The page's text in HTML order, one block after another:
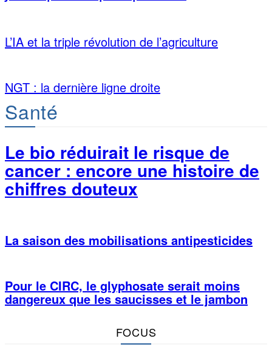
L’IA et la triple révolution de l’agriculture
NGT : la dernière ligne droite
Santé
Le bio réduirait le risque de
cancer : encore une histoire de
chiffres douteux
La saison des mobilisations antipesticides
Pour le CIRC, le glyphosate serait moins
dangereux que les saucisses et le jambon
FOCUS